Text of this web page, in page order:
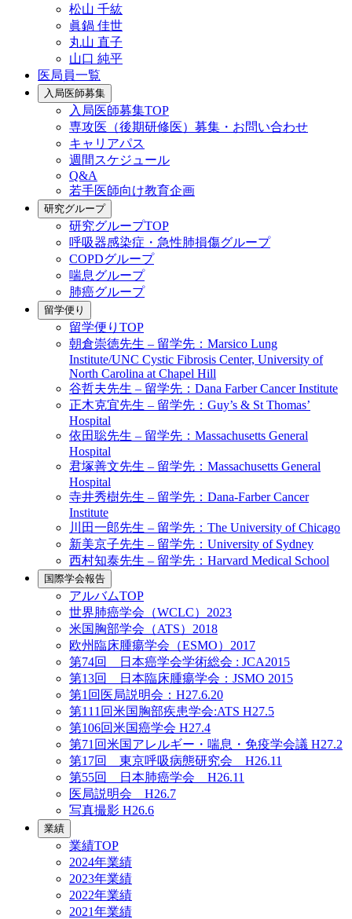
松山 千紘
眞鍋 佳世
丸山 直子
山口 純平
医局員一覧
入局医師募集
入局医師募集TOP
専攻医（後期研修医）募集・お問い合わせ
キャリアパス
週間スケジュール
Q&A
若手医師向け教育企画
研究グループ
研究グループTOP
呼吸器感染症・急性肺損傷グループ
COPDグループ
喘息グループ
肺癌グループ
留学便り
留学便りTOP
朝倉崇徳先生 – 留学先：Marsico Lung
Institute/UNC Cystic Fibrosis Center, University of
North Carolina at Chapel Hill
谷哲夫先生 – 留学先：Dana Farber Cancer Institute
正木克宜先生 – 留学先：Guy’s & St Thomas’
Hospital
依田聡先生 – 留学先：Massachusetts General
Hospital
君塚善文先生 – 留学先：Massachusetts General
Hospital
寺井秀樹先生 – 留学先：Dana-Farber Cancer
Institute
川田一郎先生 – 留学先：The University of Chicago
新美京子先生 – 留学先：University of Sydney
西村知泰先生 – 留学先：Harvard Medical School
国際学会報告
アルバムTOP
世界肺癌学会（WCLC）2023
米国胸部学会（ATS）2018
欧州臨床腫瘍学会（ESMO）2017
第74回 日本癌学会学術総会 : JCA2015
第13回 日本臨床腫瘍学会：JSMO 2015
第1回医局説明会：H27.6.20
第111回米国胸部疾患学会:ATS H27.5
第106回米国癌学会 H27.4
第71回米国アレルギー・喘息・免疫学会議 H27.2
第17回 東京呼吸病態研究会 H26.11
第55回 日本肺癌学会 H26.11
医局説明会 H26.7
写真撮影 H26.6
業績
業績TOP
2024年業績
2023年業績
2022年業績
2021年業績